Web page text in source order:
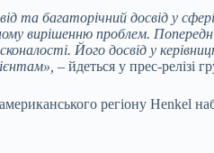
та багаторічний досвід у
вирішенню проблем.
Його досвід у
– йдеться у прес-релізі
регіону Henkel